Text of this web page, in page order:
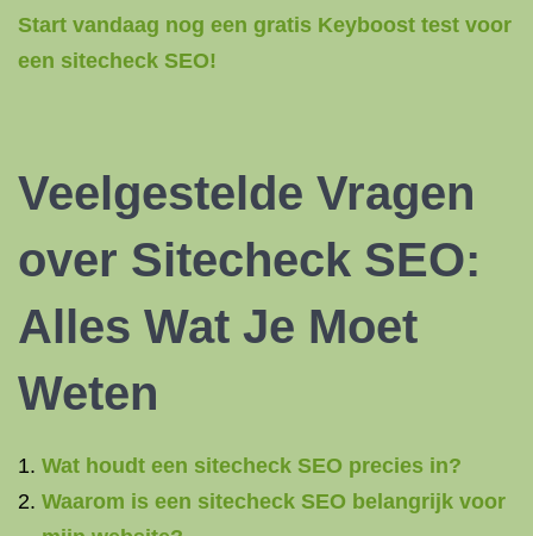
Start vandaag nog een gratis Keyboost test voor
een sitecheck SEO!
Veelgestelde Vragen
over Sitecheck SEO:
Alles Wat Je Moet
Weten
Wat houdt een sitecheck SEO precies in?
Waarom is een sitecheck SEO belangrijk voor